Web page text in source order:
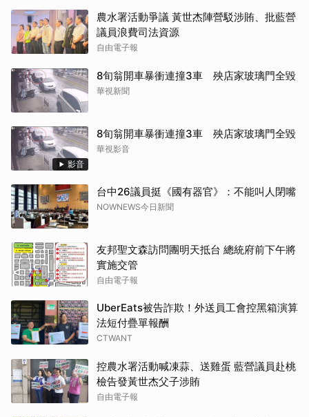
農水署活動爭議 黃世杰陣營駁涉賄、批藍營
議員浪費司法資源
自由電子報
8旬翁開車暴衝連撞3車 殃店家玻璃門全毀
華視新聞
影音
8旬翁開車暴衝連撞3車 殃店家玻璃門全毀
華視影音
台中26議員挺《國有器官》：不能叫人閉嘴
NOWNEWS今日新聞
友邦聖文森訪問團明天抵台 總統府前下午將
實施交管
自由電子報
UberEats被告詐欺！外送員工會控黑箱演算
法短付疊單報酬
CTWANT
控農水署活動喊凍蒜、送雞蛋 藍營議員赴桃
檢告發黃世杰父子涉賄
自由電子報